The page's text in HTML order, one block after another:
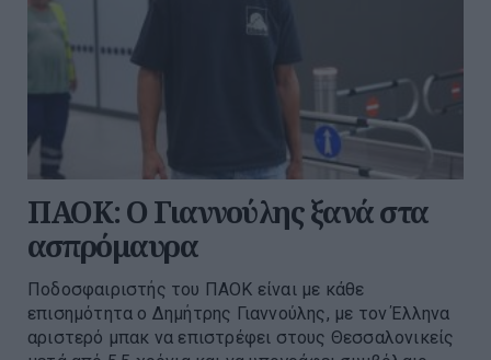
ΠΑΟΚ: Ο Γιαννούλης ξανά στα
ασπρόμαυρα
Ποδοσφαιριστής του ΠΑΟΚ είναι με κάθε
επισημότητα ο Δημήτρης Γιαννούλης, με τον Έλληνα
αριστερό μπακ να επιστρέφει στους Θεσσαλονικείς